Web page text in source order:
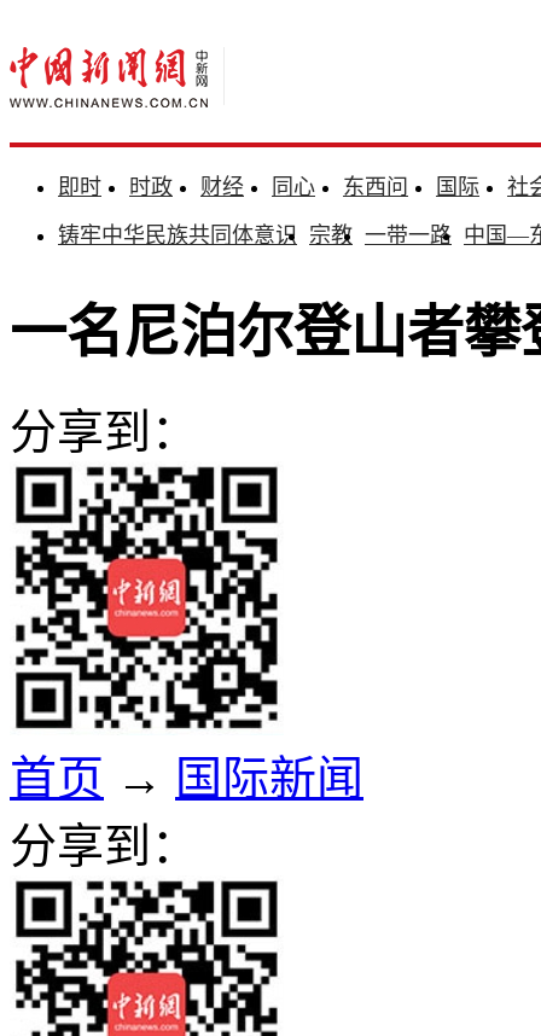
即时 时政 财经 同心 东西问 国际
社
铸牢中华民族共同体意识 宗教 一带一路 中国—
一名尼泊尔登山者
分享到：
首页 → 国际新闻
分享到：